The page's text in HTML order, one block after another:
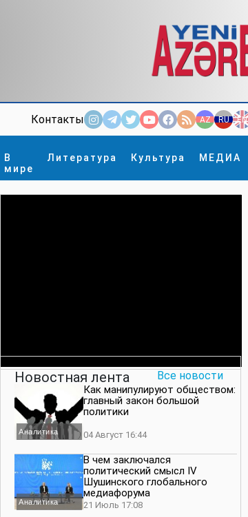
Контакты AZ RU EN
В
мире
Литература Культура МЕДИА
×
Новостная лента Все новости
Аналитика
Как манипулируют обществом:
главный закон большой
политики
04 Август 16:44
Аналитика
В чем заключался
политический смысл IV
Шушинского глобального
медиафорума
21 Июль 17:08